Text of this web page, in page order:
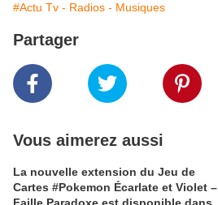
#Actu Tv - Radios - Musiques
Partager
Vous aimerez aussi
La nouvelle extension du Jeu de
Cartes #Pokemon Écarlate et Violet –